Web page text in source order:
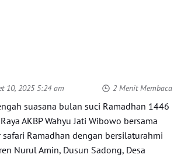
10, 2025 5:24 am 2 Menit Membaca
suasana bulan suci Ramadhan 1446
AKBP Wahyu Jati Wibowo bersama
Ramadhan dengan bersilaturahmi
Nurul Amin, Dusun Sadong, Desa